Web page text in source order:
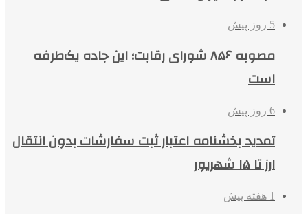
5 روز پیش
مصوبه ۸۵۶ شورای رقابت؛ این جاده یک‌طرفه
است
6 روز پیش
تمدید بخشنامه اعتبار ثبت سفارشات بدون انتقال
ارز تا ۱۵ شهریور
1 هفته پیش